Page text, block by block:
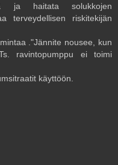
ja haitata solukkojen
terveydellisen riskitekijän
."Jännite nousee, kun
ravintopumppu ei toimi
käyttöön.